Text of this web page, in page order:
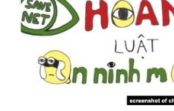
"Tìm"NGƯỜI VIỆT HẢI NGOẠI
ĐỜI SỐNG
KINH TẾ
KHOA HỌC
TẠI
HÀNH TRÌNH BẦU CỬ 2024
MỘT NĂM CHIẾN TRANH TẠI DẢI GAZA
GIẢI MÃ VÀNH ĐAI & CON ĐƯỜNG
NGÀY TỊ NẠN THẾ GIỚI
VIDEO
NGHE
MẠNG XÃ HỘI